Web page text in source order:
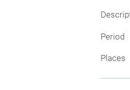
Period
Places